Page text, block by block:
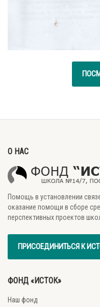
О НАС
Помощь в установлении
оказание помощи в сборе
перспективных проектов
ПРИСОЕДИНИТЬСЯ К
ФОНД «ИСТОК»
Наш фонд